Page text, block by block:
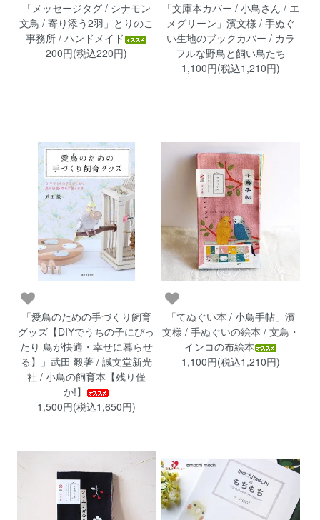
「メッセージタグ / シナモン
文鳥 / 寄り添う2羽」とりのこ
事務所 / ハンドメイド
200円(税込220円)
「文庫本カバー / 小鳥さん / エ
メグリーン」濱文様 / 手ぬぐ
い生地のブックカバー / カラ
フルな野鳥と飼い鳥たち
1,100円(税込1,210円)
「愛鳥のための手づくり飼育
グッズ【DIYでうちの子にぴっ
たり 鳥が快適・幸せに暮らせ
る】」武田 毅著 / 誠文堂新光
社 / 小鳥の飼育本【残り僅
か!】
1,500円(税込1,650円)
「てぬぐい本 / 小鳥手帖」濱
文様 / 手ぬぐいの絵本 / 文鳥・
インコの布絵本
1,100円(税込1,210円)